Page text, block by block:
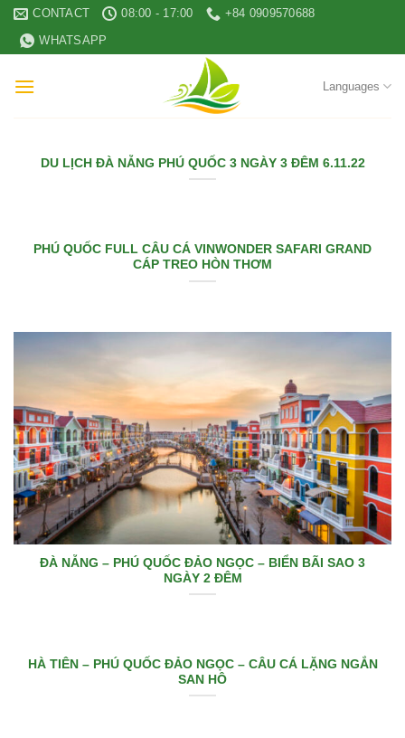
Skip
content
CONTACT 08:00 - 17:00
+84 0909570688
WHATSAPP
Languages
DU LỊCH ĐÀ NẴNG PHÚ QUỐC 3 NGÀY 3 ĐÊM 6.11.22
PHÚ QUỐC FULL CÂU CÁ VINWONDER SAFARI GRAND
CÁP TREO HÒN THƠM
ĐÀ NẴNG – PHÚ QUỐC ĐẢO NGỌC – BIỂN BÃI SAO 3
NGÀY 2 ĐÊM
HÀ TIÊN – PHÚ QUỐC ĐẢO NGỌC – CÂU CÁ LẶNG NGẮN
SAN HÔ